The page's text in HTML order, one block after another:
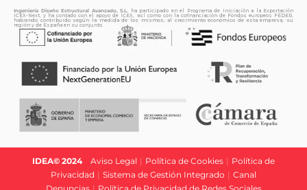
Ingeniería Diseño Estructural Avanzado, S.L. ha participado en el Programa de Iniciación a la Exportación
ICEX-Next, y ha contado con el apoyo de ICEX, así como con la cofinanciación de Fondos europeos FEDER,
habiendo contribuido según la medida de los mismos, al crecimiento económico de esta empresa, su
región y de España en su conjunto.
IDEA© 2024 Aviso Legal | Política de Cookies | Política de
Privacidad | Sistema de Gestión Integrado | Canal